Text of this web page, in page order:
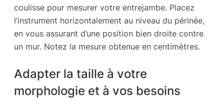
coulisse pour mesurer votre entrejambe. Placez
l’instrument horizontalement au niveau du périnée,
en vous assurant d’une position bien droite contre
un mur. Notez la mesure obtenue en centimètres.
Adapter la taille à votre
morphologie et à vos besoins